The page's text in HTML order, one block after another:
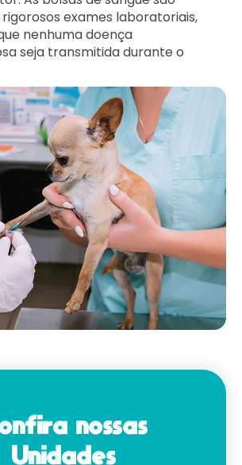
exames laboratoriais,
nenhuma doença
seja transmitida durante o
nossas
Unidades